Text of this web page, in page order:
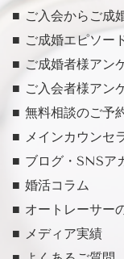
■ ご入会からご成
■ ご成婚エピソー
■ ご成婚者様アン
■ ご入会者様アン
■ 無料相談のご予
■ メインカウンセ
■ ブログ・SNSア
■ 婚活コラム
■ オートレーサー
■ メディア実績